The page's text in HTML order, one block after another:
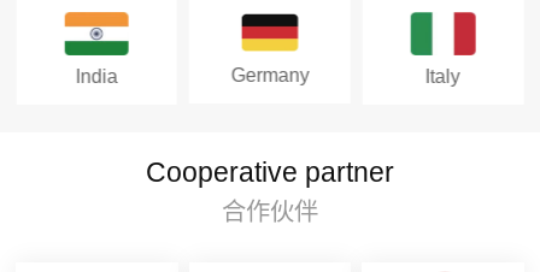
India Germany Italy
Cooperative partner
合作伙伴